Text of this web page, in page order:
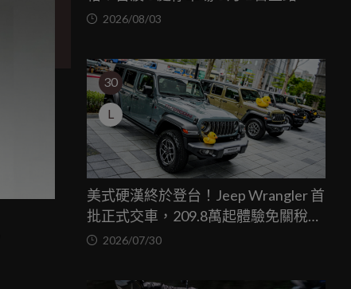
2026/08/03
30
L
美式硬漢終於登台！Jeep Wrangler 首
批正式交車，209.8萬起體驗免關稅越
野魅力
2026/07/30